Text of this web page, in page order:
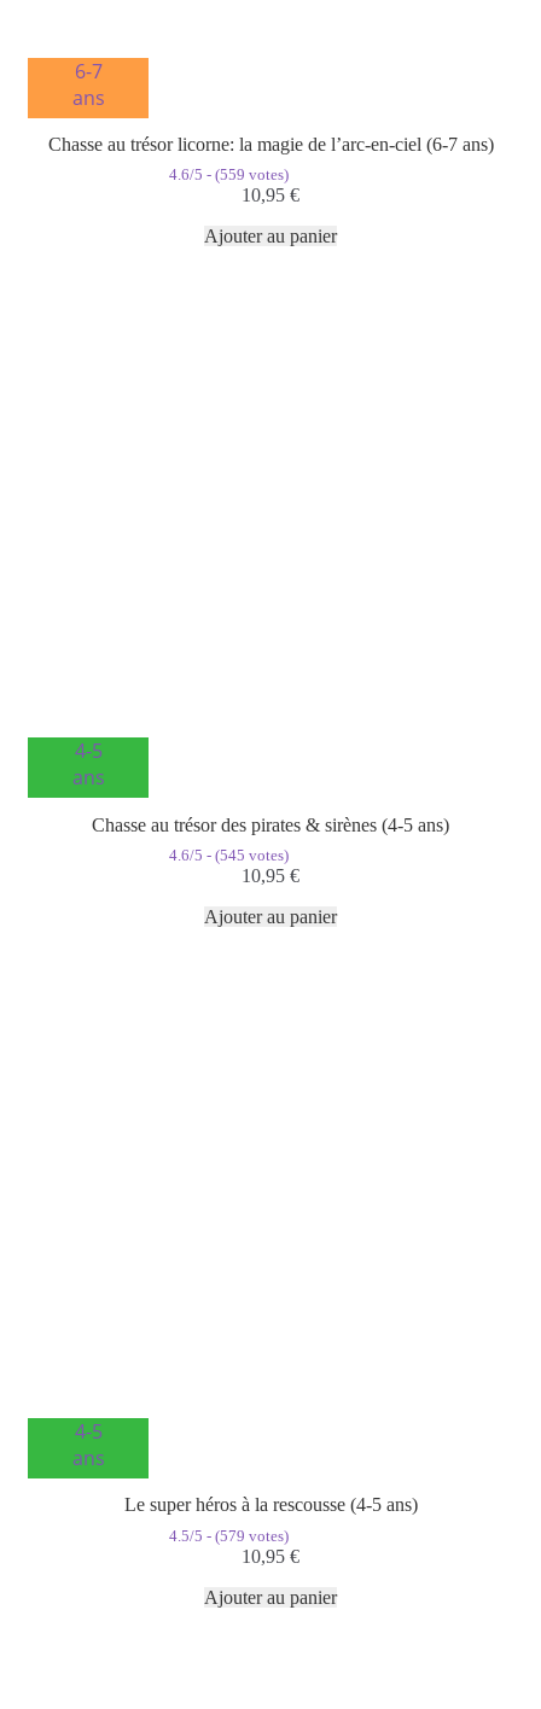
6-7
ans
Chasse au trésor licorne: la magie de l’arc-en-ciel (6-7 ans)
4.6/5 - (559 votes)
10,95 €
Ajouter au panier
4-5
ans
Chasse au trésor des pirates & sirènes (4-5 ans)
4.6/5 - (545 votes)
10,95 €
Ajouter au panier
4-5
ans
Le super héros à la rescousse (4-5 ans)
4.5/5 - (579 votes)
10,95 €
Ajouter au panier